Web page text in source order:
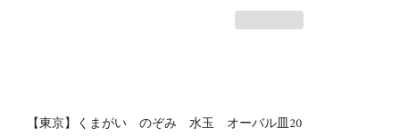
【東京】くまがい のぞみ 水玉 オーバル皿20